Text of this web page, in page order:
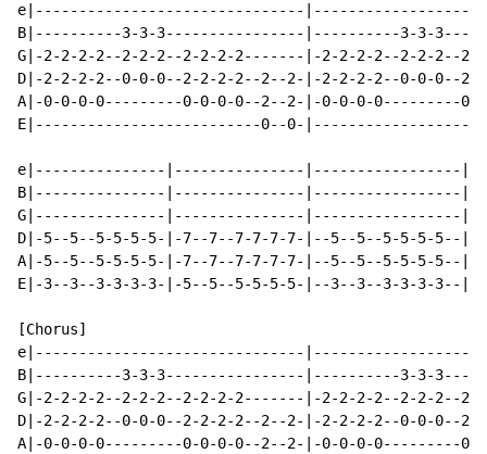
e|-------------------------------
B|----------3-3-3----------------|----------3-3-
G|-2-2-2-2--2-2-2--2-2-2-2-------|-2-2-2-2--2-2-2--
D|-2-2-2-2--0-0-0--2-2-2-2--2--2-|-2-2-2-2--0-0-0--2-
A|-0-0-0-0---------0-0-0-0--2--2-|-0-0-0-0---------0-
E|--------------------------0--0-
e|---------------|---------------|-----------------
B|---------------|---------------|-----------------|--0-
G|---------------|---------------|-----------------|--1-
D|-5--5--5-5-5-5-|-7--7--7-7-7-7-|--5--5--5-5-5-5--
A|-5--5--5-5-5-5-|-7--7--7-7-7-7-|--5--5--5-5-5-5--
E|-3--3--3-3-3-3-|-5--5--5-5-5-5-|--3--3--3-3-3-3--
[Chorus]
e|-------------------------------
B|----------3-3-3----------------|----------3-3-
G|-2-2-2-2--2-2-2--2-2-2-2-------|-2-2-2-2--2-2-2--
D|-2-2-2-2--0-0-0--2-2-2-2--2--2-|-2-2-2-2--0-0-0--2-
A|-0-0-0-0---------0-0-0-0--2--2-|-0-0-0-0---------0-